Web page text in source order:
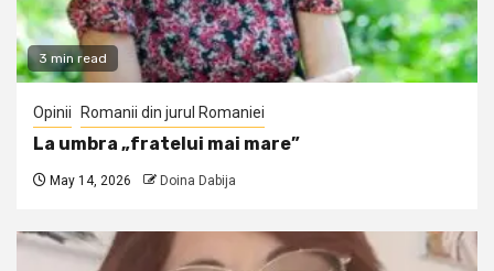
3 min read
Opinii Romanii din jurul Romaniei
La umbra „fratelui mai mare”
May 14, 2026 Doina Dabija